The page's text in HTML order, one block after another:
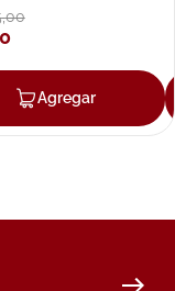
Agregar
,00
Agregar